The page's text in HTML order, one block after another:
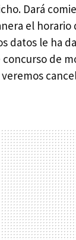
Dará
el horario
datos le ha
de